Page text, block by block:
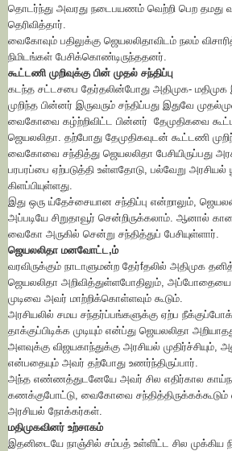
தொடர்ந்து அவரது நடைபயணம் வெற்றி பெற தமது
தெரிவித்தார்.
வைகோவும் பதிலுக்கு ஜெயலலிதாவிடம் நலம்
நிமிடங்கள் பேசிக்கொண்டிருந்ததனர்.
கூட்டணி முறிவுக்கு பின் முதல் சந்திப்பு
கடந்த சட்டசபை தேர்தலின்போது அதிமுக-
முறிந்த பின்னர் இருவரும் சந்திப்பது இதுவே
வைகோவை கழ்ற்றிவிட்ட பின்னர் தேமுதிகவை
ஜெயலலிதா. தற்போது தேமுதிகவுடன் கூட்டணி
வைகோவை சந்தித்து ஜெயலலிதா பேசியிருப்பது
பரபரப்பை ஏற்படுத்தி உள்ளதோடு, பல்வேறு அரசியல்
கிளப்பியுள்ளது.
இது ஒரு ய்தேச்சையான சந்திப்பு என்றாலும்,
அப்படியே சிறுதாவூர் சென்றிருக்கலாம். ஆனால்
வைகோ அருகில் சென்று சந்தித்துப் பேசியுள்ளார்.
ஜெயலலிதா மனவோட்ட,ம்
வரவிருக்கும் நாடாளுமன்ற தேர்fதலில் அதிமுக
ஜெயலலிதா அறிவித்துள்ளபோதிலும், அப்போதையை
முடிவை அவர் மாற்றிக்கொள்ளவும் கூடும்.
அரசியலில் சமய சந்தர்ப்பங்களுக்கு ஏற்ப
தாக்குப்பிடிக்க முடியும் என்ப்து ஜெயலலிதா
அளவுக்கு விஜயகாந்துக்கு அரசியல் முதிர்ச்சியும்,
என்பதையும் அவர் தற்போது உணர்ந்திருப்பார்.
அந்த எண்ணத்துடனேயே அவர் சில எதிர்கால
கணக்குபோட்டு, வைகோவை சந்தித்திருக்கக்கூடும்
அரசியல் நோக்கர்கள்.
மதிமுகவினர் உற்சாகம்
இதனிடையே நாஞ்சில் சம்பத் உள்ளிட்ட சில முக்கிய